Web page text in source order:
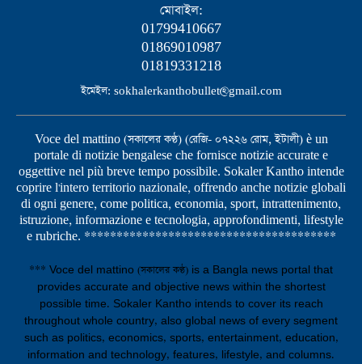
মোবাইল:
01799410667
01869010987
01819331218
ইমেইল: sokhalerkanthobullet@gmail.com
Voce del mattino (সকালের কণ্ঠ) (রেজি- ০৭২২৬ রোম, ইটালী) è un
portale di notizie bengalese che fornisce notizie accurate e
oggettive nel più breve tempo possibile. Sokaler Kantho intende
coprire l'intero territorio nazionale, offrendo anche notizie globali
di ogni genere, come politica, economia, sport, intrattenimento,
istruzione, informazione e tecnologia, approfondimenti, lifestyle
e rubriche. ***************************************
*** Voce del mattino (সকালের কণ্ঠ) is a Bangla news portal that
provides accurate and objective news within the shortest
possible time. Sokaler Kantho intends to cover its reach
throughout whole country, also global news of every segment
such as politics, economics, sports, entertainment, education,
information and technology, features, lifestyle, and columns.